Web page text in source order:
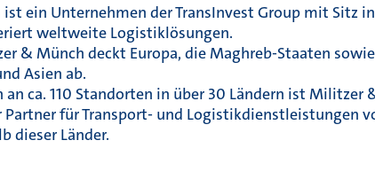
ein Unternehmen der TransInvest Group mit Sitz
weltweite Logistiklösungen.
& Münch deckt Europa, die Maghreb-Staaten sowie
Asien ab.
ca. 110 Standorten in über 30 Ländern ist Militzer
Partner für Transport- und Logistikdienstleistungen
dieser Länder.